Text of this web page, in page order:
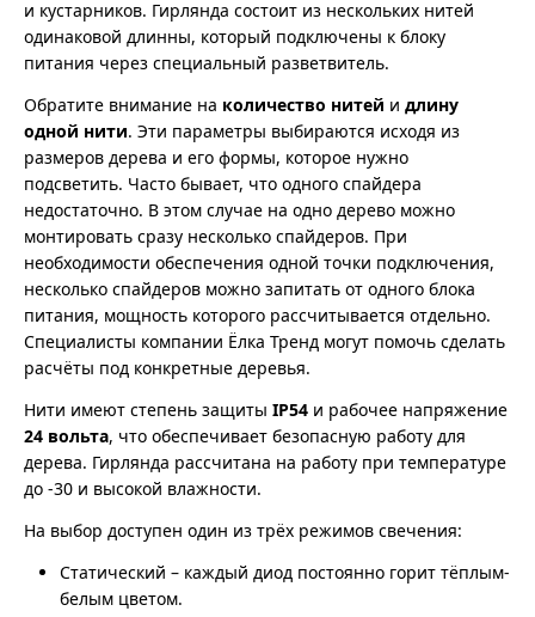
и кустарников. Гирлянда состоит из нескольких нитей
одинаковой длинны, который подключены к блоку
питания через специальный разветвитель.
Обратите внимание на количество нитей и длину
одной нити. Эти параметры выбираются исходя из
размеров дерева и его формы, которое нужно
подсветить. Часто бывает, что одного спайдера
недостаточно. В этом случае на одно дерево можно
монтировать сразу несколько спайдеров. При
необходимости обеспечения одной точки подключения,
несколько спайдеров можно запитать от одного блока
питания, мощность которого рассчитывается отдельно.
Специалисты компании Ёлка Тренд могут помочь сделать
расчёты под конкретные деревья.
Нити имеют степень защиты IP54 и рабочее напряжение
24 вольта, что обеспечивает безопасную работу для
дерева. Гирлянда рассчитана на работу при температуре
до -30 и высокой влажности.
На выбор доступен один из трёх режимов свечения:
Статический – каждый диод постоянно горит тёплым-
белым цветом.